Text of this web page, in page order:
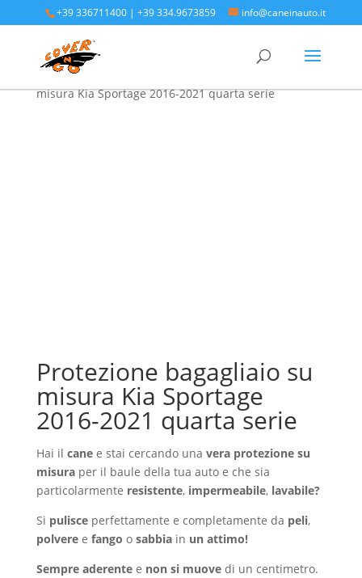
+39 336711400 |+39 334.9673859 info@caneinauto.it
Home/SALVA BAULE - Vasca Telo Copribaule
Auto/SALVA BAULE KIA
misura Kia Sportage 2016-2021 quarta serie
Protezione bagagliaio su
misura Kia Sportage
2016-2021 quarta serie
Hai il canee stai cercando una vera protezione su
misuraper il baule della tua auto e che sia
particolarmente resistente, impermeabile, lavabile?
Si pulisceperfettamente e completamente da peli,
polveree fango o sabbiain un attimo!
Sempre aderentee non si muovedi un centimetro.